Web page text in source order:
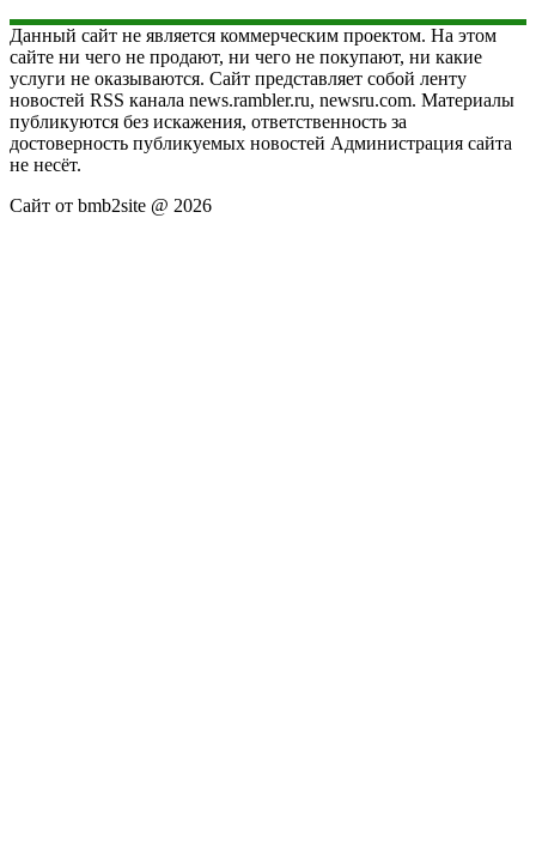
Данный сайт не является коммерческим проектом. На этом
сайте ни чего не продают, ни чего не покупают, ни какие
услуги не оказываются. Сайт представляет собой ленту
новостей RSS канала news.rambler.ru, newsru.com. Материалы
публикуются без искажения, ответственность за
достоверность публикуемых новостей Администрация сайта
не несёт.
Сайт от bmb2site @ 2026